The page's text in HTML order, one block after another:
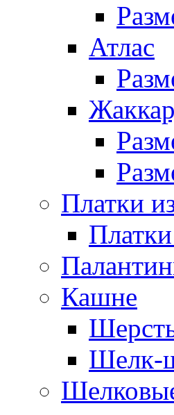
Атлас
Платки
Кашне
Шелк-